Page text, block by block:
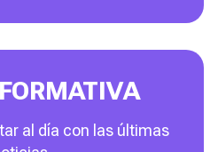
al día con las últimas